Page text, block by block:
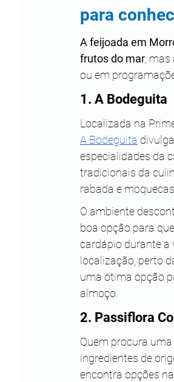
para
A feijoada em
frutos do mar ,
ou em
1. A Bodeguita
Localizada na
A Bodeguita
especialidades da
tradicionais da
rabada e moquecas.
O ambiente
boa opção para
cardápio durante a
localização, perto
uma ótima opção
almoço.
2. Passiflora
Quem procura
ingredientes de
encontra opções